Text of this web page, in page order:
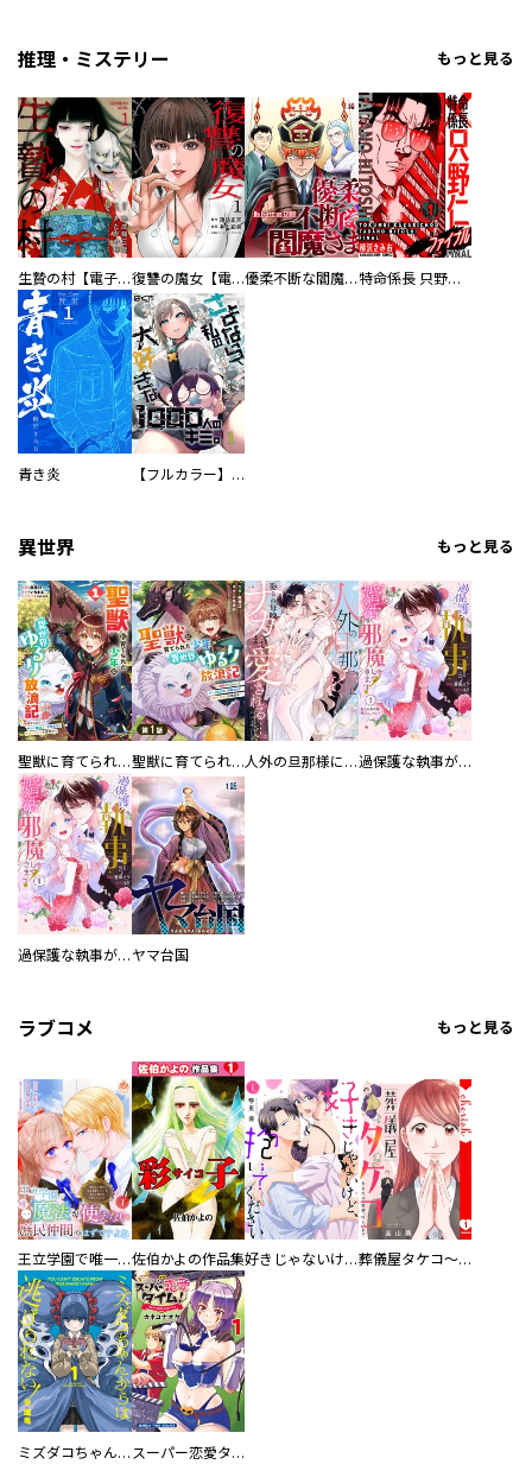
推理・ミステリー もっと見る
生贄の村【電子単行本版】 復讐の魔女【電子単行本版】 優柔不断な閻魔さま 特命係長 只野仁ファイナル 愛蔵版
青き炎 【フルカラー】さよなら、私の大好きな１０００人のキミ。
異世界 もっと見る
聖獣に育てられた少年の異世界ゆるり放浪記～神様からもらったチート魔法で、仲間たちとスローライフを満喫中～ 聖獣に育てられた少年の異世界ゆるり放浪記～神様からもらったチート魔法で、仲間たちとスローライフを満喫中～【分冊版】 人外の旦那様に娶られ毎晩ナカまで愛される…。アンソロジー 過保護な執事が私の婚活を邪魔してきます！ 分冊版
過保護な執事が私の婚活を邪魔してきます！ ヤマ台国
ラブコメ もっと見る
王立学園で唯一魔法が使えない庶民仲間のはずですよね～実は王子様で私を溺愛しているなんて告白はやめてください～佐伯かよの作品集 好きじゃないけど、抱いてください【電子単行本版／特典おまけ付き】 葬儀屋タケコ～あなたの最期、叶えます【電子単行本版】
ミズダコちゃんからは逃げられない！ スーパー恋愛タイム！～現場でドＳな彼女は自宅でデレる～